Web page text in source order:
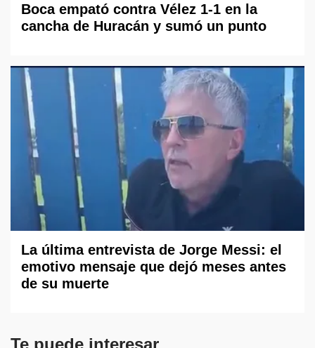
Boca empató contra Vélez 1-1 en la
cancha de Huracán y sumó un punto
La última entrevista de Jorge Messi: el
emotivo mensaje que dejó meses antes
de su muerte
Te puede interesar